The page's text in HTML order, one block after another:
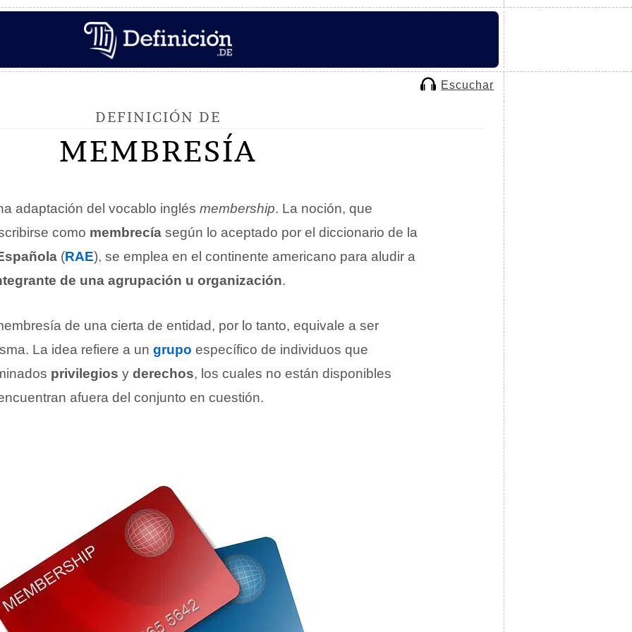
Escuchar
DEFINICIÓN DE
MEMBRESÍA
adaptación del vocablo inglés membership. La noción, que
como membrecía según lo aceptado por el diccionario de la
(RAE), se emplea en el continente americano para aludir a
de una agrupación u organización.
de una cierta de entidad, por lo tanto, equivale a ser
La idea refiere a un grupo específico de individuos que
privilegios y derechos, los cuales no están disponibles
afuera del conjunto en cuestión.